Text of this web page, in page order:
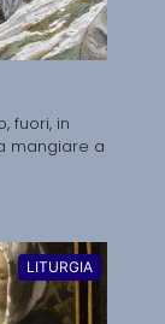
fuori, in
mangiare a
LITURGIA